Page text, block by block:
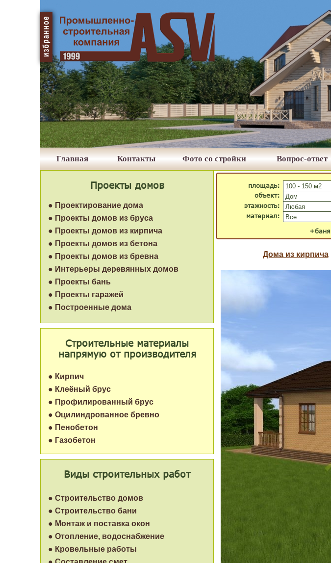
Главная Фото со стройки
Контакты Вопрос-ответ
Проекты домов
Виды строительных работ
● Строительство домов
● Строительство бани
● Монтаж и поставка окон
● Отопление, водоснабжение
● Кровельные работы
Строительные материалы
напрямую от производителя
● Кирпич
● Клеёный брус
● Профилированный брус
● Оцилиндрованное бревно
● Пенобетон
● Газобетон
● Проектирование дома
● Проекты домов из бруса
● Проекты домов из кирпича
● Проекты домов из бетона
● Проекты домов из бревна
● Интерьеры деревянных домов
● Проекты бань
● Проекты гаражей
● Построенные дома
+баня
объект:
материал:
площадь:
этажность:
Дома из кирпича